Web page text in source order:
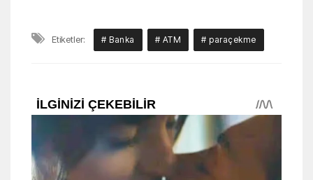
Etiketler: # Banka # ATM # paraçekme